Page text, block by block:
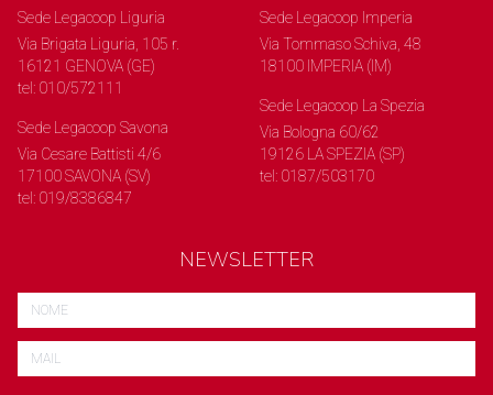
Sede Legacoop Liguria
Via Brigata Liguria, 105 r.
16121 GENOVA (GE)
tel: 010/572111
Sede Legacoop Savona
Via Cesare Battisti 4/6
17100 SAVONA (SV)
tel: 019/8386847
Sede Legacoop Imperia
Via Tommaso Schiva, 48
18100 IMPERIA (IM)
Sede Legacoop La Spezia
Via Bologna 60/62
19126 LA SPEZIA (SP)
tel: 0187/503170
NEWSLETTER